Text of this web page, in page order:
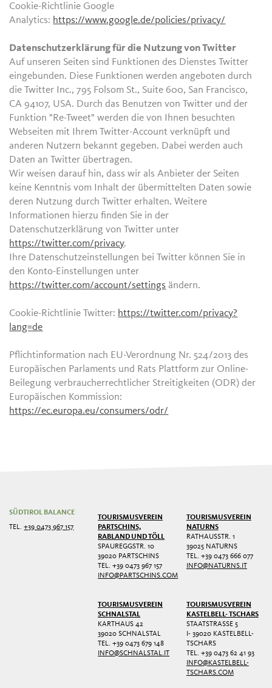
Cookie-Richtlinie Google
Analytics: https://www.google.de/policies/privacy/
Datenschutzerklärung für die Nutzung von Twitter
Auf unseren Seiten sind Funktionen des Dienstes Twitter
eingebunden. Diese Funktionen werden angeboten durch
die Twitter Inc., 795 Folsom St., Suite 600, San Francisco,
CA 94107, USA. Durch das Benutzen von Twitter und der
Funktion "Re-Tweet" werden die von Ihnen besuchten
Webseiten mit Ihrem Twitter-Account verknüpft und
anderen Nutzern bekannt gegeben. Dabei werden auch
Daten an Twitter übertragen.
Wir weisen darauf hin, dass wir als Anbieter der Seiten
keine Kenntnis vom Inhalt der übermittelten Daten sowie
deren Nutzung durch Twitter erhalten. Weitere
Informationen hierzu finden Sie in der
Datenschutzerklärung von Twitter unter
https://twitter.com/privacy.
Ihre Datenschutzeinstellungen bei Twitter können Sie in
den Konto-Einstellungen unter
https://twitter.com/account/settings ändern.
Cookie-Richtlinie Twitter: https://twitter.com/privacy?
lang=de
Pflichtinformation nach EU-Verordnung Nr. 524/2013 des
Europäischen Parlaments und Rats Plattform zur Online-
Beilegung verbraucherrechtlicher Streitigkeiten (ODR) der
Europäischen Kommission:
https://ec.europa.eu/consumers/odr/
SÜDTIROL BALANCE
TEL.+39 0473 967 157
TOURISMUSVEREIN
PARTSCHINS,
RABLAND UND TÖLL
SPAUREGGSTR. 10
39020 PARTSCHINS
TEL. +39 0473 967 157
INFO@PARTSCHINS.COM
TOURISMUSVEREIN
SCHNALSTAL
KARTHAUS 42
39020 SCHNALSTAL
TEL. +39 0473 679 148
INFO@SCHNALSTAL.IT
TOURISMUSVEREIN
NATURNS
RATHAUSSTR. 1
39025 NATURNS
TEL. +39 0473 666 077
INFO@NATURNS.IT
TOURISMUSVEREIN
KASTELBELL- TSCHARS
STAATSTRASSE 5
I- 39020 KASTELBELL-
TSCHARS
TEL. +39 0473 62 41 93
INFO@KASTELBELL-
TSCHARS.COM